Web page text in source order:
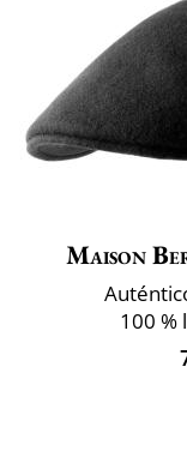
Maison
100 %